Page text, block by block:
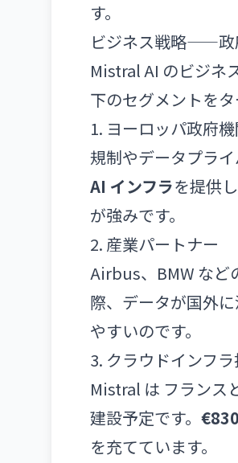
す。
ビジネス戦略——政
Mistral AI のビジネ
下のセグメントを
1. ヨーロッパ政府機
規制やデータプライ
AI インフラを提供
が強みです。
2. 産業パートナー
Airbus、BMW など
際、データが国外
やすいのです。
3. クラウドインフ
Mistral は フランス
建設予定です。
を充てています。